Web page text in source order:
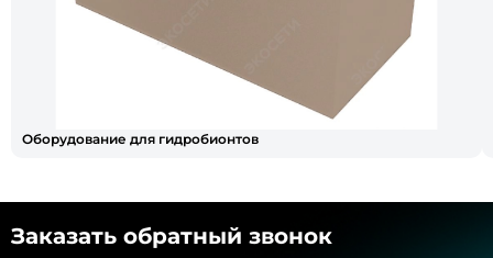
Оборудование для гидробионтов
Заказать обратный звонок